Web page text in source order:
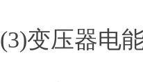
(3)变压器电